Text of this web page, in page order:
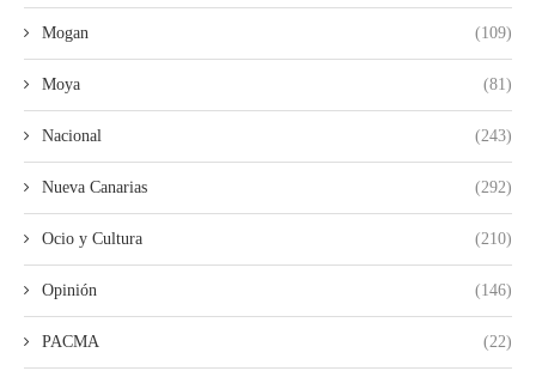
Mogan (109)
Moya (81)
Nacional (243)
Nueva Canarias (292)
Ocio y Cultura (210)
Opinión (146)
PACMA (22)